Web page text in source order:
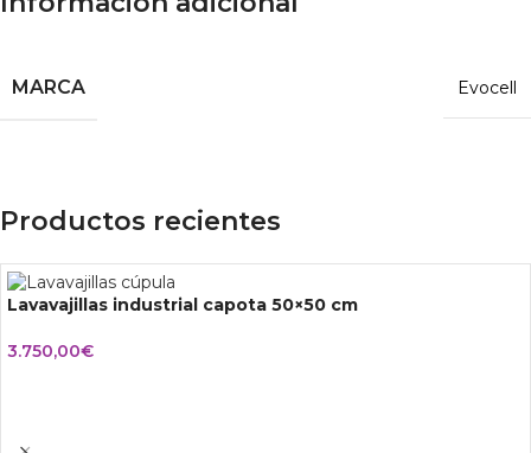
MARCA Evocell
Productos recientes
Lavavajillas industrial capota 50×50 cm
3.750,00€